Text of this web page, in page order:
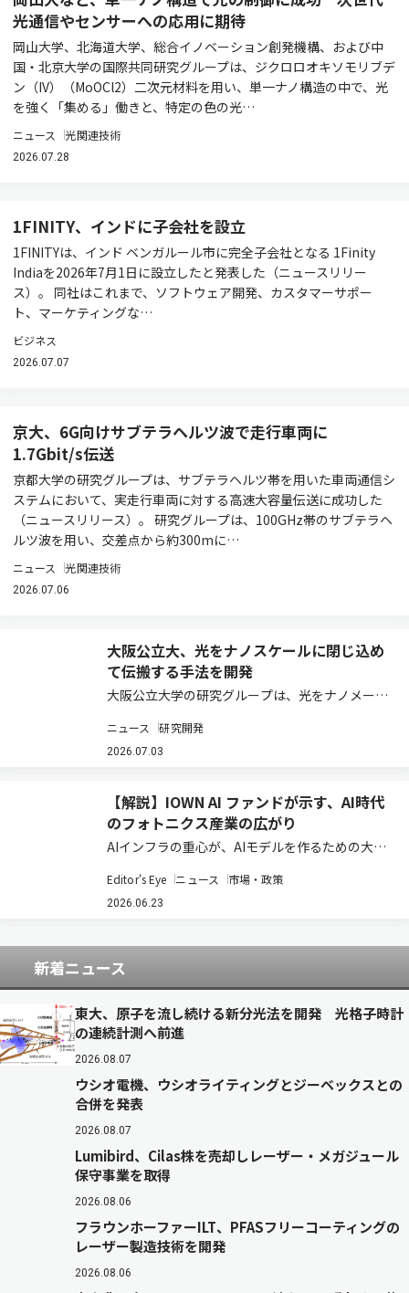
光通信やセンサーへの応用に期待
岡山大学、北海道大学、総合イノベーション創発機構、および中
国・北京大学の国際共同研究グループは、ジクロロオキソモリブデ
ン（IV）（MoOCl2）二次元材料を用い、単一ナノ構造の中で、光
を強く「集める」働きと、特定の色の光…
ニュース 光関連技術
2026.07.28
1FINITY、インドに子会社を設立
1FINITYは、インド ベンガルール市に完全子会社となる 1Finity
Indiaを2026年7月1日に設立したと発表した（ニュースリリー
ス）。 同社はこれまで、ソフトウェア開発、カスタマーサポー
ト、マーケティングな…
ビジネス
2026.07.07
京大、6G向けサブテラヘルツ波で走行車両に
1.7Gbit/s伝送
京都大学の研究グループは、サブテラヘルツ帯を用いた車両通信シ
ステムにおいて、実走行車両に対する高速大容量伝送に成功した
（ニュースリリース）。 研究グループは、100GHz帯のサブテラヘ
ルツ波を用い、交差点から約300mに…
ニュース 光関連技術
2026.07.06
大阪公立大、光をナノスケールに閉じ込め
て伝搬する手法を開発
大阪公立大学の研究グループは、光をナノメート
ンポラリトン（SPP）」を可視化する新しい手法
を開発した（ニュースリリース）。 近年、AIやデ
ニュース 研究開発
2026.07.03
【解説】IOWN AI ファンドが示す、AI時代
のフォトニクス産業の広がり
AIインフラの重心が、AIモデルを作るための大規
かす仕組みへ移りつつある。NTTなどが2026年6
月10日付で発表した投資ファンド「IOWN AI
Editor's Eye ニュース 市場・政策
2026.06.23
新着ニュース
東大、原子を流し続ける新分光法を開発 光格子時計
の連続計測へ前進
2026.08.07
ウシオ電機、ウシオライティングとジーベックスとの
合併を発表
2026.08.07
Lumibird、Cilas株を売却しレーザー・メガジュール
保守事業を取得
2026.08.06
フラウンホーファーILT、PFASフリーコーティングの
レーザー製造技術を開発
2026.08.06